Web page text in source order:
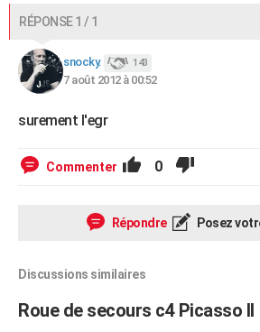
S'inscrire
Se connecter
Lycées
Collèges
Primaires
Universités
Entreprises
Service militaire
Avis de recherche
AVIS DE DÉCÈS
FORUM
Bricolage
Lifestyle
Culture
Sport
Auto
Television
Voyage
Cinema
RÉPONSE 1 / 1
snocky. 143
7 août 2012 à 00:52
surement l'egr
Commenter 0
Répondre Posez
Discussions similaires
Roue de secours c4 Picasso II